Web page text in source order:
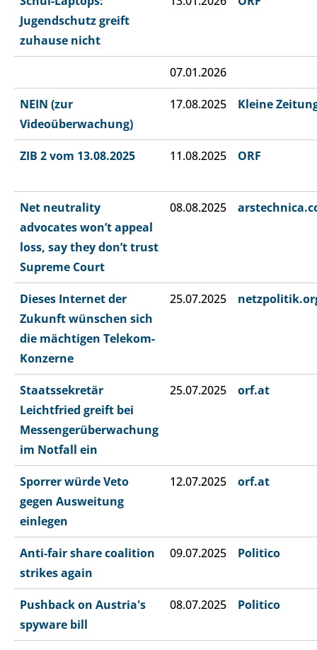
Jugendschutz greift
zuhause nicht
07.01.2026
NEIN (zur
Videoüberwachung)
17.08.2025 Kleine
ZIB 2 vom 13.08.2025 11.08.2025 ORF
Net neutrality
advocates won’t appeal
loss, say they don’t trust
Supreme Court
08.08.2025
Dieses Internet der
Zukunft wünschen sich
die mächtigen Telekom-
Konzerne
25.07.2025
Staatssekretär
Leichtfried greift bei
Messengerüberwachung
im Notfall ein
25.07.2025 orf.at
Sporrer würde Veto
gegen Ausweitung
einlegen
12.07.2025 orf.at
Anti-fair share coalition
strikes again
09.07.2025 Politico
Pushback on Austria's
spyware bill
08.07.2025 Politico